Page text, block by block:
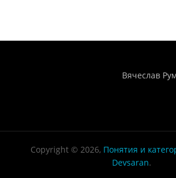
Вячеслав
Copyright © 2026, Понятия и
Devsaran.